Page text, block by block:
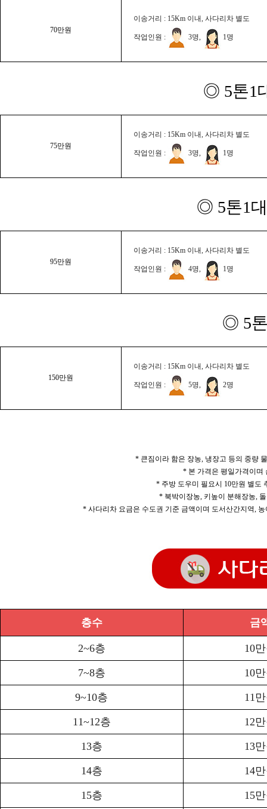
70만원
이송거리 : 15Km 이내, 사다리차 별도
작업인원 : 3명, 1명
◎ 5톤1
75만원
이송거리 : 15Km 이내, 사다리차 별도
작업인원 : 3명, 1명
◎ 5톤1
95만원
이송거리 : 15Km 이내, 사다리차 별도
작업인원 : 4명, 1명
◎ 5
150만원
이송거리 : 15Km 이내, 사다리차 별도
작업인원 : 5명, 2명
* 큰짐이라 함은 장농, 냉장고 등의 중량
* 본 가격은 평일가격이며
* 주방 도우미 필요시 10만원 별도
* 북박이장농, 키높이 분해장농,
* 사다리차 요금은 수도권 기준 금액이며 도서산간지역,
층수 금
2~6층 10
7~8층 10
9~10층 11
11~12층 12
13층 13
14층 14
15층 15